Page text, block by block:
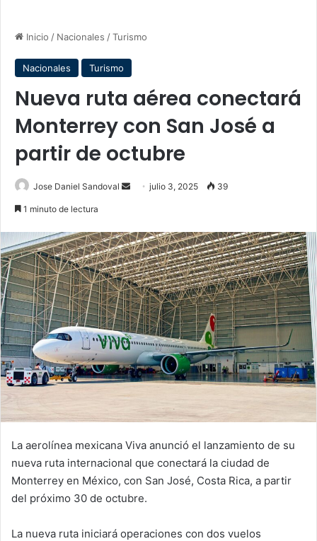
Inicio / Nacionales /Turismo
Nacionales Turismo
Nueva ruta aérea conectará
Monterrey con San José a
partir de octubre
Jose Daniel Sandoval
Sendjulio 3, 2025 39
1 minuto de lectura
La aerolínea mexicana Viva anunció el lanzamiento de su
nueva ruta internacional que conectará la ciudad de
Monterrey en México, con San José, Costa Rica, a partir
del próximo 30 de octubre.
La nueva ruta iniciará operaciones con dos vuelos